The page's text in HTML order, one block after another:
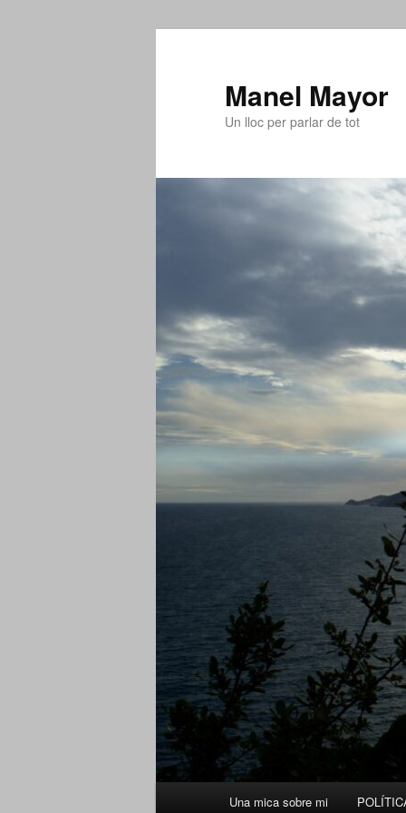
Manel Mayor
Un lloc per parlar de tot
Una mica sobre mi